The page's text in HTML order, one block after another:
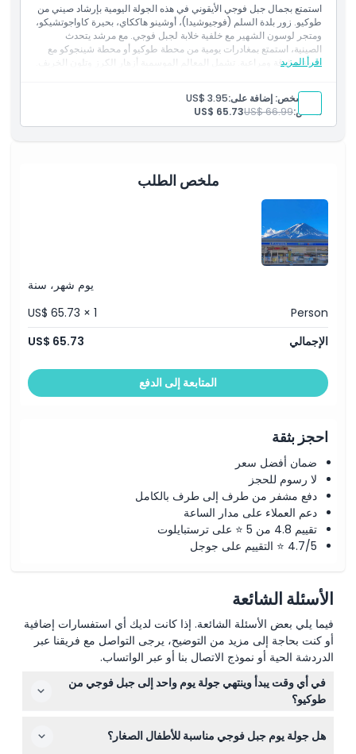
استمتع بجمال جبل فوجي الأيقوني في هذه الجولة اليومية بإرشاد صيني من
طوكيو. زور بلدة السلم (فوجيوشيدا)، أوشينو هاككاي، بحيرة كاواجوتشيكو،
ومتجر لوسون الشهير مع خلفية خلابة لجبل فوجي. مع مرشد يتحدث
الصينية، استمتع بمغادرات يومية من محطة طوكيو أو محطة شينجوكو مع
خدمة موثوقة ومراعية. تشمل المعالم الموسمية أزهار الكرز وتلون الخريف.
اقرأ المزيد
الشموليات
الدخول إلى المعالم السياحية
مرشد يتحدث الصينية / اليابانية
لكل شخص: إضافة على:US$ 3.95
شخص:US$ 66.99
US$ 65.73
ملخص الطلب
يوم شهر، سنة
Person
US$ 65.73 × 1
الإجمالي
US$ 65.73
المتابعة إلى الدفع
احجز بثقة
ضمان أفضل سعر
لا رسوم للحجز
دفع مشفر من طرف إلى طرف بالكامل
دعم العملاء على مدار الساعة
تقييم 4.8 من 5 ⭐ على ترستبايلوت
4.7/5 ⭐ التقييم على جوجل
الأسئلة الشائعة
فيما يلي بعض الأسئلة الشائعة. إذا كانت لديك أي استفسارات إضافية
أو كنت بحاجة إلى مزيد من التوضيح، يرجى التواصل مع فريقنا عبر
الدردشة الحية أو نموذج الاتصال بنا أو عبر الواتساب.
في أي وقت يبدأ وينتهي جولة يوم واحد إلى جبل فوجي من
طوكيو؟
مواقع في وسط طوكيو مثل محطة طوكيو أو محطة شينجوكو،
هل جولة يوم جبل فوجي مناسبة للأطفال الصغار؟